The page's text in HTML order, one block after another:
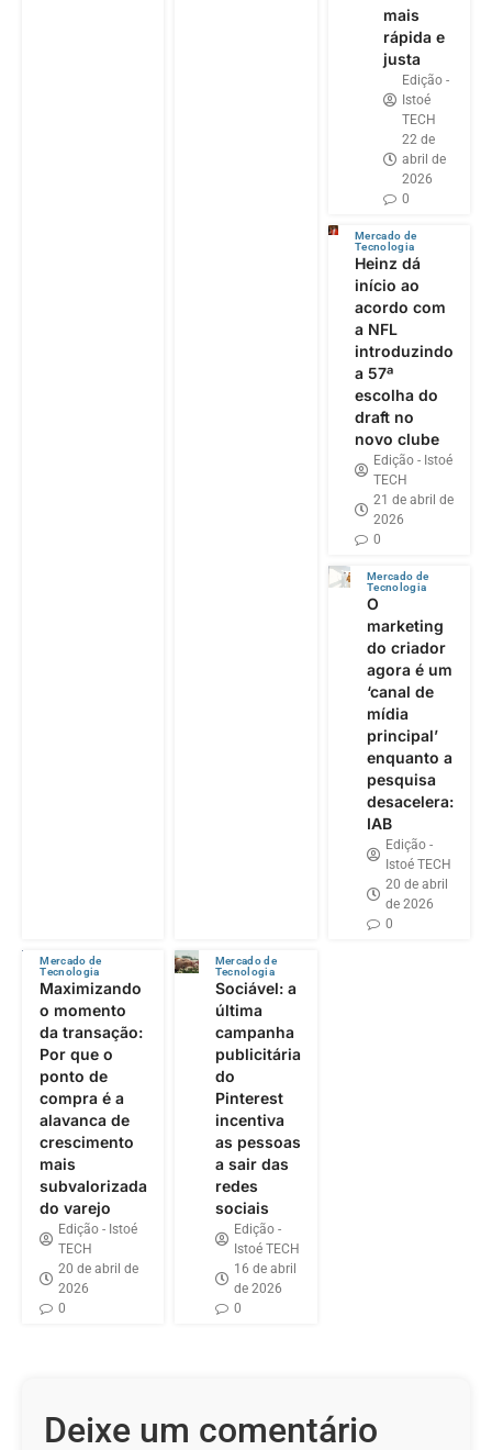
mais
rápida e
justa
Edição -
Istoé
TECH
22 de
abril de
2026
0
Mercado de
Tecnologia
Heinz dá
início ao
acordo com
a NFL
introduzindo
a 57ª
escolha do
draft no
novo clube
Edição - Istoé
TECH
21 de abril de
2026
0
Mercado de
Tecnologia
O
marketing
do criador
agora é um
‘canal de
mídia
principal’
enquanto a
pesquisa
desacelera:
IAB
Edição -
Istoé TECH
20 de abril
de 2026
0
Mercado de
Tecnologia
Maximizando
o momento
da transação:
Por que o
ponto de
compra é a
alavanca de
crescimento
mais
subvalorizada
do varejo
Edição - Istoé
TECH
20 de abril de
2026
0
Mercado de
Tecnologia
Sociável: a
última
campanha
publicitária
do
Pinterest
incentiva
as pessoas
a sair das
redes
sociais
Edição -
Istoé TECH
16 de abril
de 2026
0
Deixe um comentário